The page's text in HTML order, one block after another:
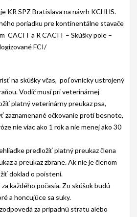
KR SPZ Bratislava na návrh KCHHS.
poriadku pre kontinentálne stavače
CACIT a R CACIT – Skúšky pole –
FCI/
na skúšky včas, poľovnícky ustrojený
Vodič musí pri veterinárnej
platný veterinárny preukaz psa,
zaznamenané očkovanie proti besnote,
nie viac ako 1 rok a nie menej ako 30
predložiť platný preukaz člena
a preukaz zbrane. Ak nie je členom
doklad o poistení.
každého počasia. Zo skúšok budú
a honcujúce sa suky.
za prípadnú stratu alebo